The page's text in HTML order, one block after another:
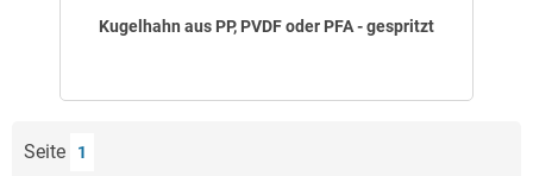
Kugelhahn aus PP, PVDF oder PFA - gespritzt
Seite 1